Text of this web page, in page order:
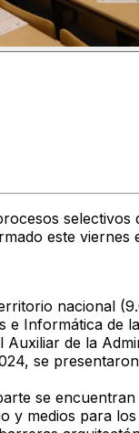
este
nacional
e Informática de
Auxiliar de la
se presentaron
se
y medios para